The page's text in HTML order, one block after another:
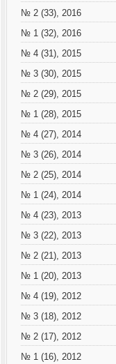
№ 2 (33), 2016
№ 1 (32), 2016
№ 4 (31), 2015
№ 3 (30), 2015
№ 2 (29), 2015
№ 1 (28), 2015
№ 4 (27), 2014
№ 3 (26), 2014
№ 2 (25), 2014
№ 1 (24), 2014
№ 4 (23), 2013
№ 3 (22), 2013
№ 2 (21), 2013
№ 1 (20), 2013
№ 4 (19), 2012
№ 3 (18), 2012
№ 2 (17), 2012
№ 1 (16), 2012